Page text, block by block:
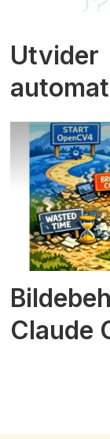
Utvider
Claude